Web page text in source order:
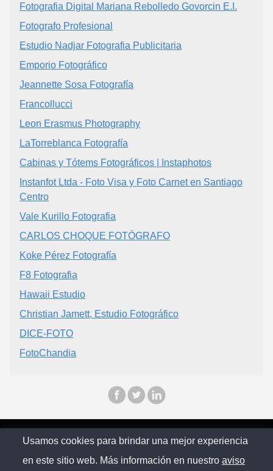
Fotografia Digital Mariana Rebolledo Govorcin E.I.
Fotografo Profesional
Estudio Nadjar Fotografia Publicitaria
Emporio Fotográfico
Jeannette Sosa Fotografía
Francollucci
Leon Erasmus Photography
LaTorreblanca Fotografía
Cabinas y Tótems Fotográficos | Instaphotos
Instanfot Ltda - Foto Visa y Foto Carnet en Santiago
Centro
Vale Kurillo Fotografia
CARLOS CHOQUE FOTÓGRAFO
Koke Pérez Fotografía
F8 Fotografia
Hawaii Estudio
Christian Jamett, Estudio Fotográfico
DICE-FOTO
FotoChandia
© Chilopina 2026
Política de privacidad
Usamos cookies para brindar una mejor experiencia
en este sitio web. Más información en nuestro aviso